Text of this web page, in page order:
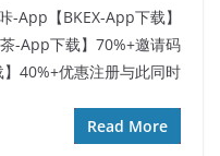
币咔-App
-App下载】70%+邀请码
40%+优惠注册与此同时
Read More